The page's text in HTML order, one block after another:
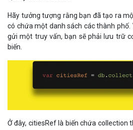
có chứa một danh sách các thành phố.
gửi một truy vấn, bạn sẽ phải lưu trữ
biến.
nếu bạn muốn tìm danh sách các